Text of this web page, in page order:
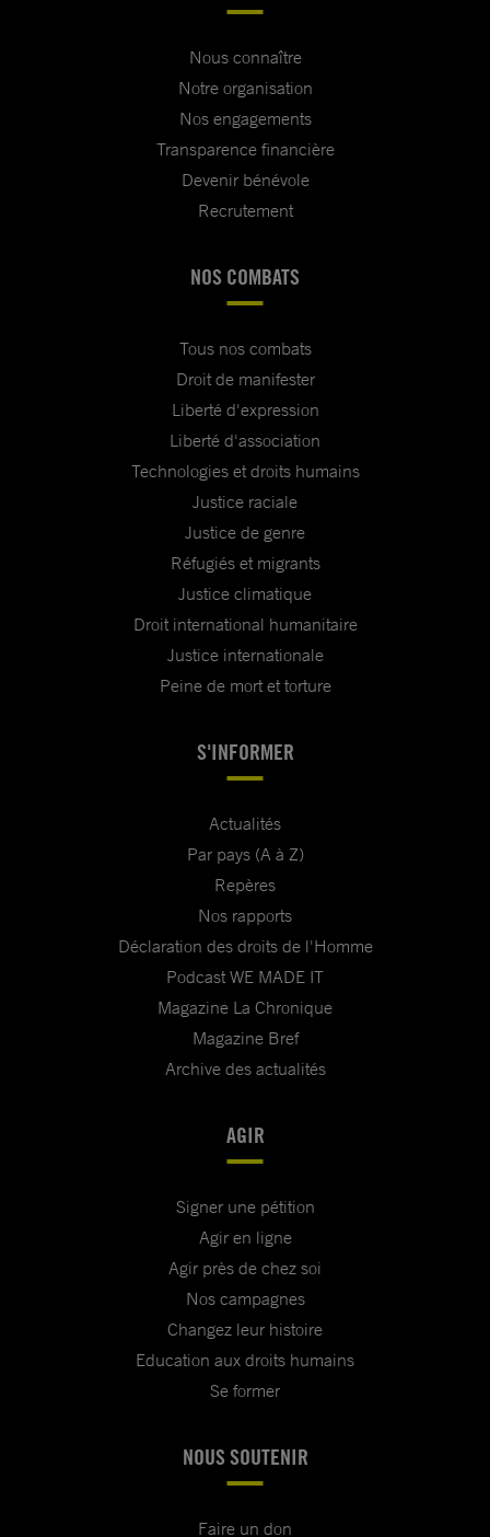
Nous connaître
Notre organisation
Nos engagements
Transparence financière
Devenir bénévole
Recrutement
NOS COMBATS
Tous nos combats
Droit de manifester
Liberté d'expression
Liberté d'association
Technologies et droits humains
Justice raciale
Justice de genre
Réfugiés et migrants
Justice climatique
Droit international humanitaire
Justice internationale
Peine de mort et torture
S'INFORMER
Actualités
Par pays (A à Z)
Repères
Nos rapports
Déclaration des droits de l'Homme
Podcast WE MADE IT
Magazine La Chronique
Magazine Bref
Archive des actualités
AGIR
Signer une pétition
Agir en ligne
Agir près de chez soi
Nos campagnes
Changez leur histoire
Education aux droits humains
Se former
NOUS SOUTENIR
Faire un don